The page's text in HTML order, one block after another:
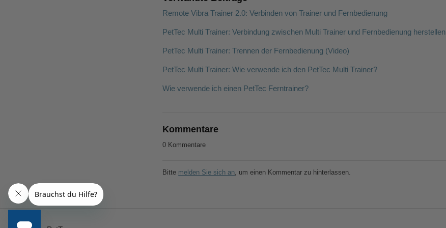
Remote Vibra Trainer 2.0: Verbinden von Trainer und Fernbedienung
PetTec Multi Trainer: Verbindung zwischen Multi Trainer und Fernbedienung herstellen
PetTec Multi Trainer: Trennen der Fernbedienung (Video)
PetTec Multi Trainer: Wie verwende ich den PetTec Multi Trainer?
Wie verwende ich einen PetTec Ferntrainer?
Kommentare
0 Kommentare
Bitte melden Sie sich an, um einen Kommentar zu hinterlassen.